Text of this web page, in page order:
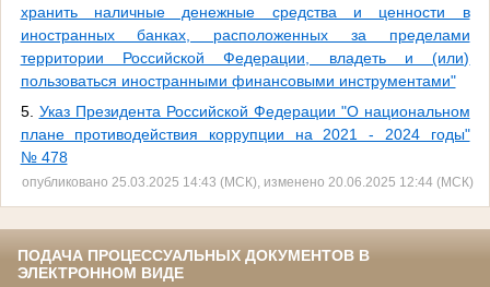
хранить наличные денежные средства и ценности в
иностранных банках, расположенных за пределами
территории Российской Федерации, владеть и (или)
пользоваться иностранными финансовыми инструментами"
5. Указ Президента Российской Федерации "О национальном
плане противодействия коррупции на 2021 - 2024 годы"
№ 478
опубликовано 25.03.2025 14:43 (МСК), изменено 20.06.2025 12:44 (МСК)
ПОДАЧА ПРОЦЕССУАЛЬНЫХ ДОКУМЕНТОВ В
ЭЛЕКТРОННОМ ВИДЕ